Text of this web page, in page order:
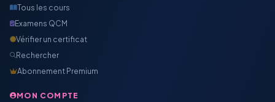
Tous les cours
Examens QCM
Vérifier un certificat
Rechercher
Abonnement Premium
MON COMPTE